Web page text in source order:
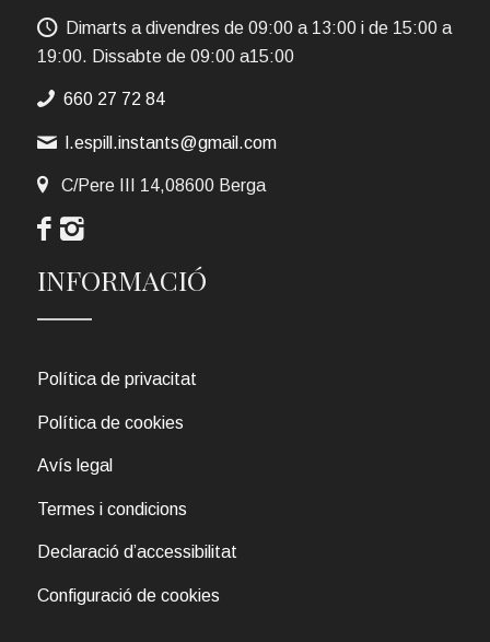
Dimarts a divendres de 09:00 a 13:00 i de 15:00 a
19:00. Dissabte de 09:00 a15:00
660 27 72 84
l.espill.instants@gmail.com
C/Pere III 14,08600 Berga
INFORMACIÓ
Política de privacitat
Política de cookies
Avís legal
Termes i condicions
Declaració d’accessibilitat
Configuració de cookies